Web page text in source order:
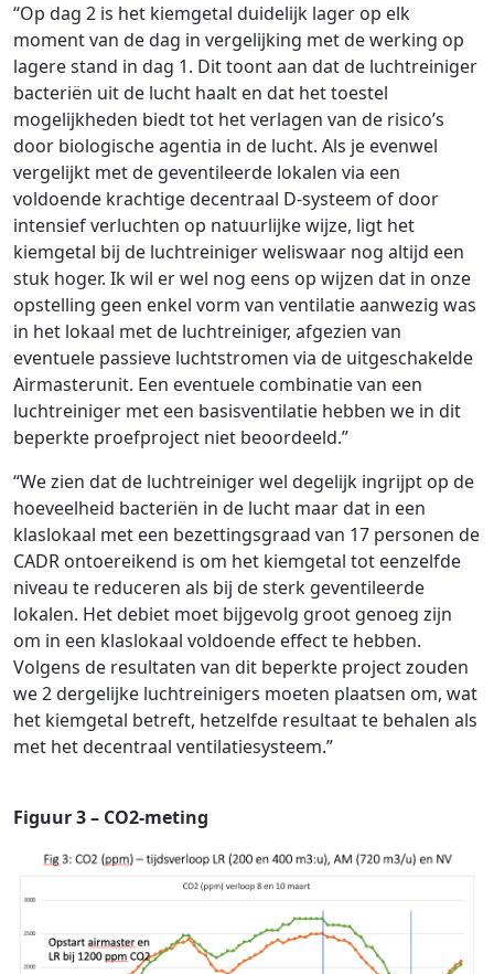
“Op dag 2 is het kiemgetal duidelijk lager op elk
moment van de dag in vergelijking met de werking op
lagere stand in dag 1. Dit toont aan dat de luchtreiniger
bacteriën uit de lucht haalt en dat het toestel
mogelijkheden biedt tot het verlagen van de risico’s
door biologische agentia in de lucht. Als je evenwel
vergelijkt met de geventileerde lokalen via een
voldoende krachtige decentraal D-systeem of door
intensief verluchten op natuurlijke wijze, ligt het
kiemgetal bij de luchtreiniger weliswaar nog altijd een
stuk hoger. Ik wil er wel nog eens op wijzen dat in onze
opstelling geen enkel vorm van ventilatie aanwezig was
in het lokaal met de luchtreiniger, afgezien van
eventuele passieve luchtstromen via de uitgeschakelde
Airmasterunit. Een eventuele combinatie van een
luchtreiniger met een basisventilatie hebben we in dit
beperkte proefproject niet beoordeeld.”
“We zien dat de luchtreiniger wel degelijk ingrijpt op de
hoeveelheid bacteriën in de lucht maar dat in een
klaslokaal met een bezettingsgraad van 17 personen de
CADR ontoereikend is om het kiemgetal tot eenzelfde
niveau te reduceren als bij de sterk geventileerde
lokalen. Het debiet moet bijgevolg groot genoeg zijn
om in een klaslokaal voldoende effect te hebben.
Volgens de resultaten van dit beperkte project zouden
we 2 dergelijke luchtreinigers moeten plaatsen om, wat
het kiemgetal betreft, hetzelfde resultaat te behalen als
met het decentraal ventilatiesysteem.”
Figuur 3 – CO2-meting